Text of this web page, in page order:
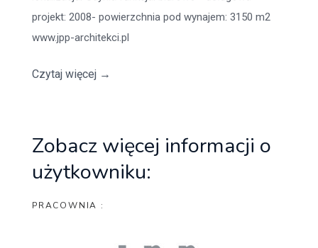
projekt: 2008- powierzchnia pod wynajem: 3150 m2
www.jpp-architekci.pl
Czytaj więcej →
Zobacz więcej informacji o
użytkowniku:
PRACOWNIA :